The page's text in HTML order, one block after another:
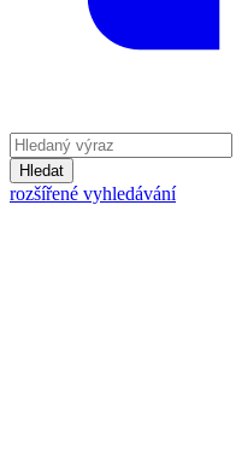
Hledat
rozšířené vyhledávání